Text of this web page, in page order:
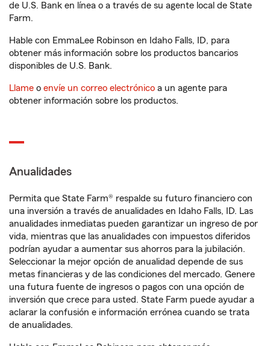
de U.S. Bank en línea o a través de su agente local de State
Farm.
Hable con EmmaLee Robinson en Idaho Falls, ID, para
obtener más información sobre los productos bancarios
disponibles de U.S. Bank.
Llame o envíe un correo electrónico a un agente para
obtener información sobre los productos.
Anualidades
Permita que State Farm® respalde su futuro financiero con
una inversión a través de anualidades en Idaho Falls, ID. Las
anualidades inmediatas pueden garantizar un ingreso de por
vida, mientras que las anualidades con impuestos diferidos
podrían ayudar a aumentar sus ahorros para la jubilación.
Seleccionar la mejor opción de anualidad depende de sus
metas financieras y de las condiciones del mercado. Genere
una futura fuente de ingresos o pagos con una opción de
inversión que crece para usted. State Farm puede ayudar a
aclarar la confusión e información errónea cuando se trata
de anualidades.